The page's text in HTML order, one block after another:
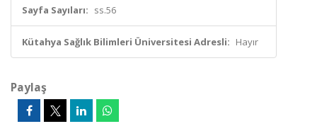
Sayfa Sayıları: ss.56
Kütahya Sağlık Bilimleri Üniversitesi Adresli: Hayır
Paylaş